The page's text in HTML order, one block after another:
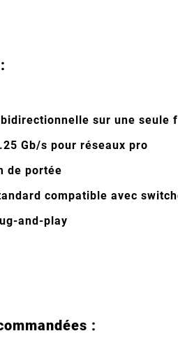
sur une seule
Gb/s pour réseaux pro
de portée
compatible avec
and-play
: